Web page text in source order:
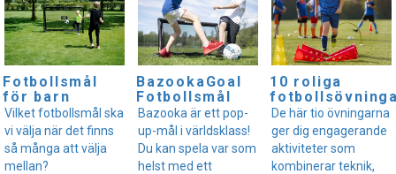
Fotbollsmål
för barn
Vilket fotbollsmål ska
vi välja när det finns
så många att välja
mellan?
BazookaGoal
Fotbollsmål
Bazooka är ett pop-
up-mål i världsklass!
Du kan spela var som
helst med ett
10 roliga
De här tio övningarna
ger dig engagerande
aktiviteter som
kombinerar teknik,